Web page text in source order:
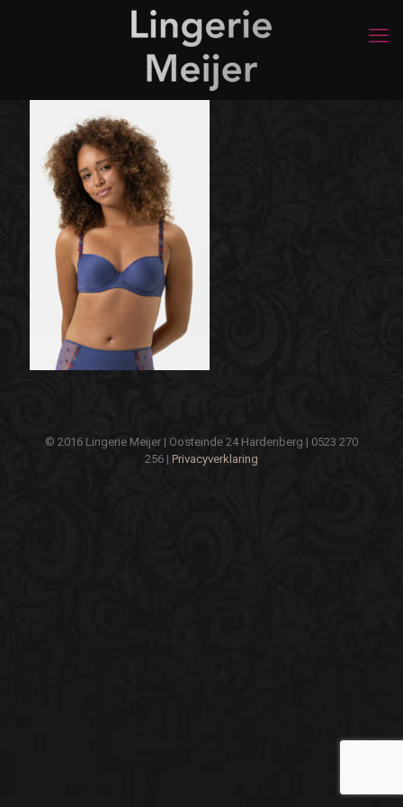
© 2016 Lingerie Meijer | Oosteinde 24 Hardenberg | 0523 270
256 | Privacyverklaring